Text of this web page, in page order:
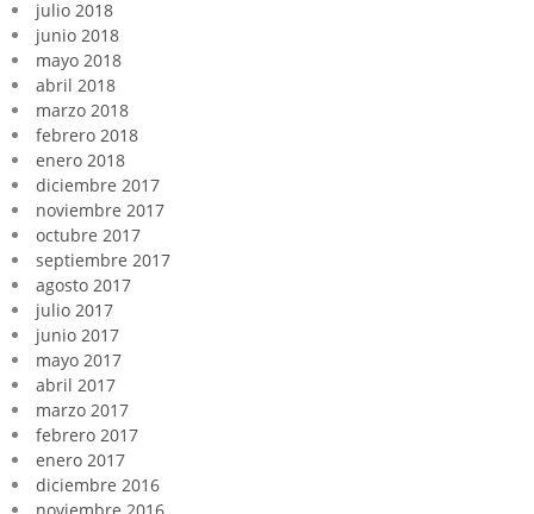
julio 2018
junio 2018
mayo 2018
abril 2018
marzo 2018
febrero 2018
enero 2018
diciembre 2017
noviembre 2017
octubre 2017
septiembre 2017
agosto 2017
julio 2017
junio 2017
mayo 2017
abril 2017
marzo 2017
febrero 2017
enero 2017
diciembre 2016